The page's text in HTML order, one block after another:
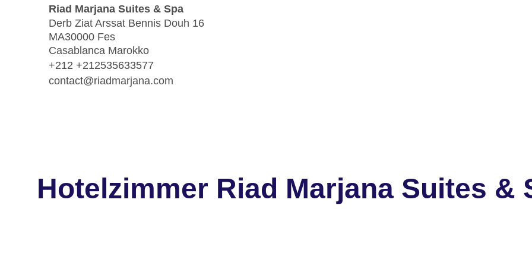
Riad Marjana Suites & Spa
Derb Ziat Arssat Bennis Douh 16
MA30000 Fes
Casablanca Marokko
+212 +212535633577
contact@riadmarjana.com
Hotelzimmer Riad Marjana Suites &